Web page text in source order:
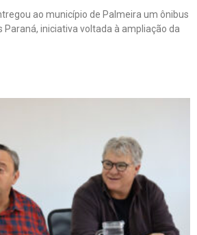
ao município de Palmeira um ônibus
Paraná, iniciativa voltada à ampliação da